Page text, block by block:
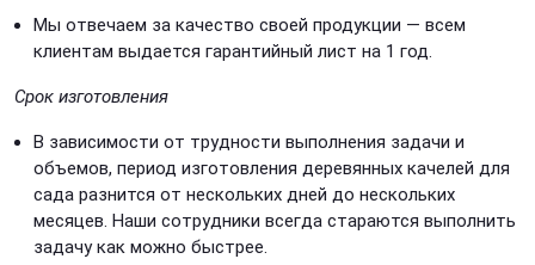
Мы отвечаем за качество своей продукции — всем
клиентам выдается гарантийный лист на 1 год.
Срок изготовления
В зависимости от трудности выполнения задачи и
объемов, период изготовления деревянных качелей для
сада разнится от нескольких дней до нескольких
месяцев. Наши сотрудники всегда стараются выполнить
задачу как можно быстрее.